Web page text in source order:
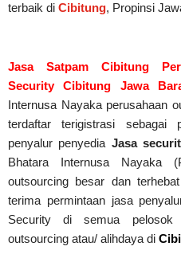
terbaik di Cibitung, Propinsi
Jasa Satpam Cibitung
Security Cibitung Jawa
Internusa Nayaka perusahaan
terdaftar terigistrasi sebagai
penyalur penyedia Jasa
Bhatara Internusa Nayaka
outsourcing besar dan
terima permintaan jasa
Security di semua pelosok
outsourcing atau/ alihdaya di